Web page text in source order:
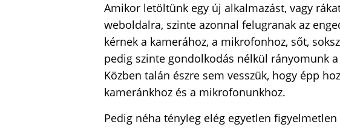
Amikor letöltünk egy új alkalmazást, vagy
weboldalra, szinte azonnal felugranak az
kérnek a kamerához, a mikrofonhoz, sőt,
pedig szinte gondolkodás nélkül rányomunk a
Közben talán észre sem vesszük, hogy épp
kameránkhoz és a mikrofonunkhoz.
Pedig néha tényleg elég egyetlen